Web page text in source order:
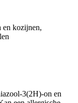
en kozijnen,
3(2H)-on en